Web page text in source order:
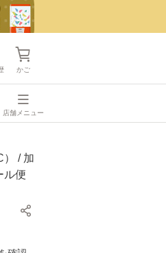
かご
店舗メニュー
） / 加
ル便